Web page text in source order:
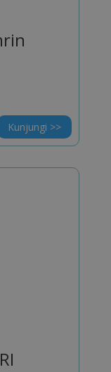
Kunjungi >>